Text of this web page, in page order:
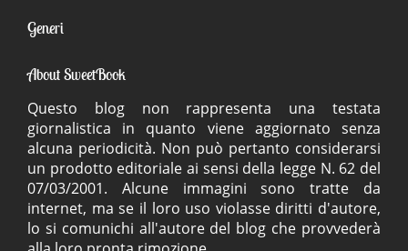
Generi
About SweetBook
Questo blog non rappresenta una testata
giornalistica in quanto viene aggiornato senza
alcuna periodicità. Non può pertanto considerarsi
un prodotto editoriale ai sensi della legge N. 62 del
07/03/2001. Alcune immagini sono tratte da
internet, ma se il loro uso violasse diritti d'autore,
lo si comunichi all'autore del blog che provvederà